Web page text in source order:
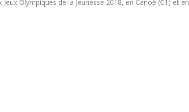
Jeux Olympiques de la Jeunesse 2018, en Canoë (C1) et en